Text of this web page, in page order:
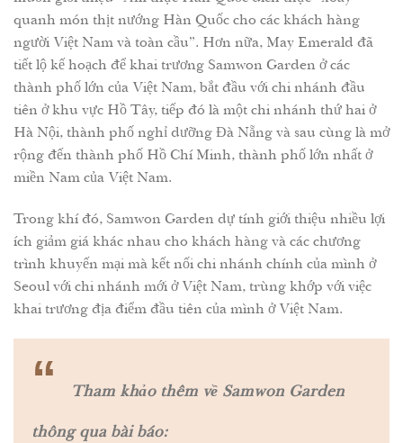
quanh món thịt nướng Hàn Quốc cho các khách hàng
người Việt Nam và toàn cầu”. Hơn nữa, May Emerald đã
tiết lộ kế hoạch để khai trương Samwon Garden ở các
thành phố lớn của Việt Nam, bắt đầu với chi nhánh đầu
tiên ở khu vực Hồ Tây, tiếp đó là một chi nhánh thứ hai ở
Hà Nội, thành phố nghỉ dưỡng Đà Nẵng và sau cùng là mở
rộng đến thành phố Hồ Chí Minh, thành phố lớn nhất ở
miền Nam của Việt Nam.
Trong khí đó, Samwon Garden dự tính giới thiệu nhiều lợi
ích giảm giá khác nhau cho khách hàng và các chương
trình khuyến mại mà kết nối chi nhánh chính của mình ở
Seoul với chi nhánh mới ở Việt Nam, trùng khớp với việc
khai trương địa điểm đầu tiên của mình ở Việt Nam.
“ Tham khảo thêm về Samwon Garden
thông qua bài báo: